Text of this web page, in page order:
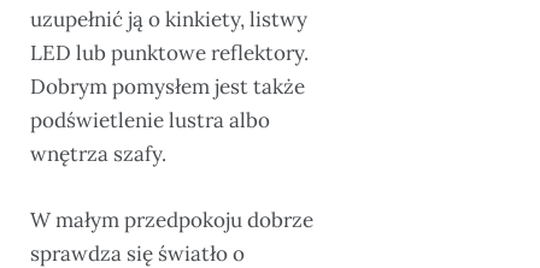
uzupełnić ją o kinkiety, listwy
LED lub punktowe reflektory.
Dobrym pomysłem jest także
podświetlenie lustra albo
wnętrza szafy.
W małym przedpokoju dobrze
sprawdza się światło o